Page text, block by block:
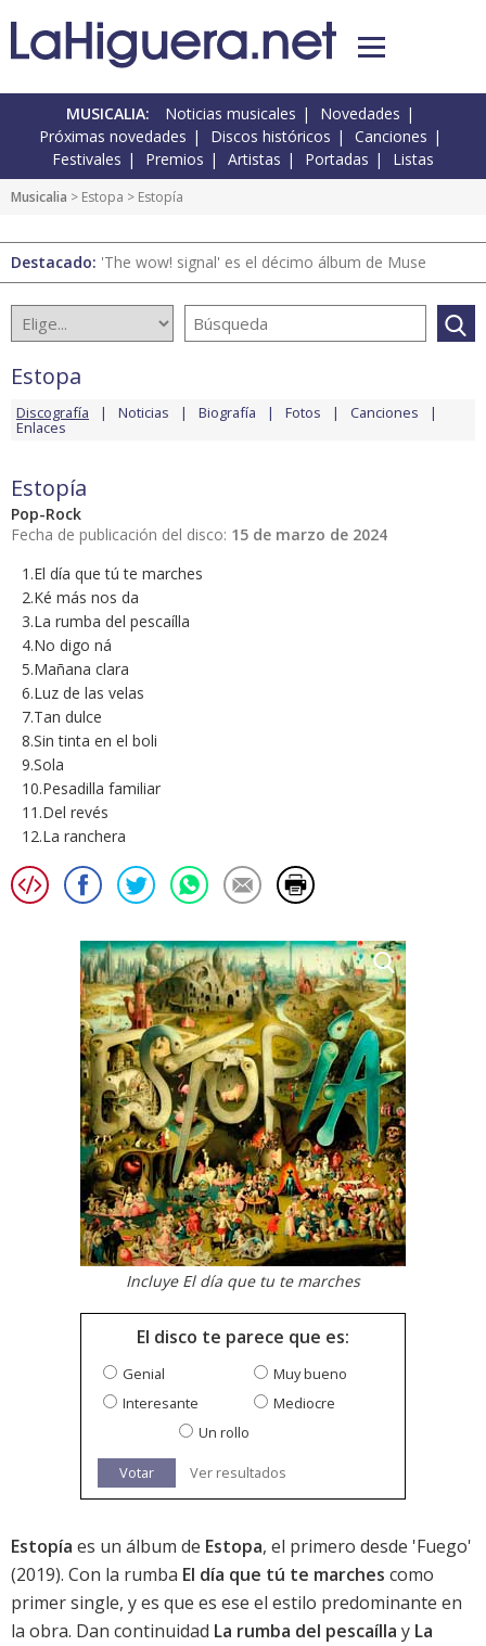
MUSICALIA: Noticias musicales
Novedades
Próximas novedades
Discos históricos
Canciones
Festivales
Premios Artistas Portadas Listas
Musicalia > Estopa > Estopía
Destacado: 'The wow! signal' es el décimo álbum de Muse
Estopa
Discografía Noticias Biografía Fotos Canciones
Enlaces
Estopía
Pop-Rock
Fecha de publicación del disco: 15 de marzo de 2024
1.El día que tú te marches
2.Ké más nos da
3.La rumba del pescaílla
4.No digo ná
5.Mañana clara
6.Luz de las velas
7.Tan dulce
8.Sin tinta en el boli
9.Sola
10.Pesadilla familiar
11.Del revés
12.La ranchera
Incluye El día que tu te marches
El disco te parece que es:
Genial
Muy bueno
Interesante
Mediocre
Un rollo
Votar Ver resultados
Estopía es un álbum de Estopa, el primero desde 'Fuego'
(2019). Con la rumba El día que tú te marches como
primer single, y es que es ese el estilo predominante en
la obra. Dan continuidad La rumba del pescaílla y La